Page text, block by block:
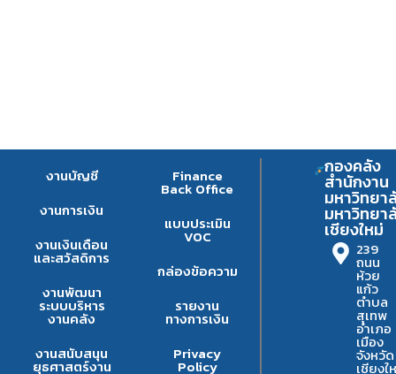
งานบัญชี
งานการเงิน
งานเงินเดือน
และสวัสดิการ
งานพัฒนา
ระบบบริหาร
งานคลัง
งานสนับสนุน
ยุธศาสตร์งาน
Finance
Back Office
แบบประเมิน
VOC
กล่องข้อความ
รายงาน
ทางการเงิน
Privacy
Policy
กองคลัง
สำนักงาน
มหาวิทยา
มหาวิทยา
เชียงใหม่
239
ถนน
ห้วย
แก้ว
ตำบล
สุเทพ
อำเภอ
เมือง
จังหวัด
เชียงใ